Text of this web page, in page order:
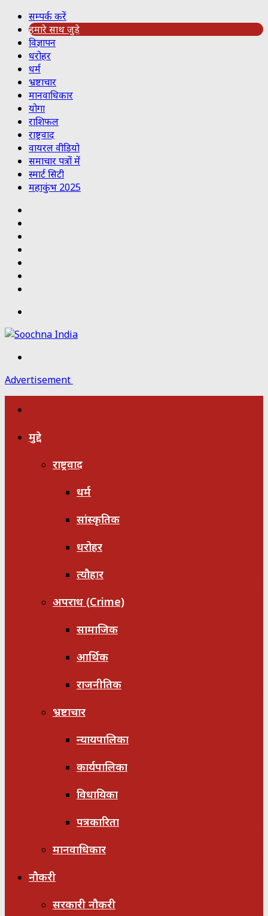
सम्पर्क करें
हमारे साथ जुड़े
विज्ञापन
धरोहर
धर्म
भ्रष्टाचार
मानवाधिकार
योगा
राशिफल
राष्ट्रवाद
वायरल वीडियो
समाचार पत्रों में
स्मार्ट सिटी
महाकुंभ 2025
Advertisement
मुद्दे
राष्ट्रवाद
धर्म
सांस्कृतिक
धरोहर
त्यौहार
अपराध (Crime)
सामाजिक
आर्थिक
राजनीतिक
भ्रष्टाचार
न्यायपालिका
कार्यपालिका
विधायिका
पत्रकारिता
मानवाधिकार
नौकरी
सरकारी नौकरी